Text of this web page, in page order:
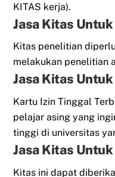
KITAS kerja).
Jasa Kitas
Kitas penelitian
melakukan penelitian
Jasa Kitas
Kartu Izin Tinggal
pelajar asing yang
tinggi di universitas
Jasa Kitas
Kitas ini dapat